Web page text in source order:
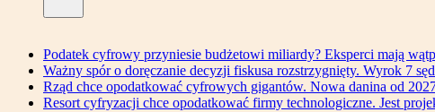
Podatek cyfrowy przyniesie budżetowi miliardy? Eksperci mają
Ważny spór o doręczanie decyzji fiskusa rozstrzygnięty. Wyrok 7
Rząd chce opodatkować cyfrowych gigantów. Nowa danina od
Resort cyfryzacji chce opodatkować firmy technologiczne. Jest